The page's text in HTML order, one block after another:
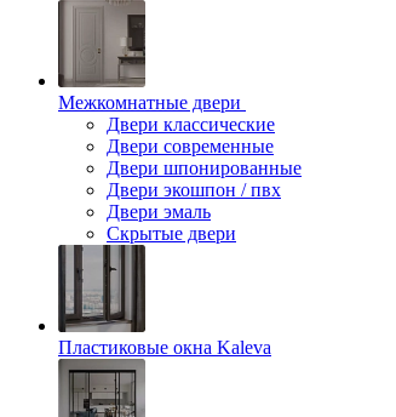
Межкомнатные двери
Двери классические
Двери современные
Двери шпонированные
Двери экошпон / пвх
Двери эмаль
Скрытые двери
Пластиковые окна Kaleva